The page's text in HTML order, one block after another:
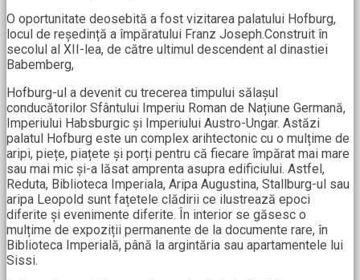
O oportunitate deosebită a fost vizitarea palatului Hofburg,
locul de reședință a împăratului Franz Joseph.Construit în
secolul al XII-lea, de către ultimul descendent al dinastiei
Babemberg,
Hofburg-ul a devenit cu trecerea timpului sălașul
conducătorilor Sfântului Imperiu Roman de Națiune Germană,
Imperiului Habsburgic și Imperiului Austro-Ungar. Astăzi
palatul Hofburg este un complex arihtectonic cu o mulțime de
aripi, piețe, piațete și porți pentru că fiecare împărat mai mare
sau mai mic și-a lăsat amprenta asupra edificiului. Astfel,
Reduta, Biblioteca Imperiala, Aripa Augustina, Stallburg-ul sau
aripa Leopold sunt fațetele clădirii ce ilustrează epoci
diferite și evenimente diferite. În interior se găsesc o
mulțime de expoziții permanente de la documente rare, în
Biblioteca Imperială, până la argintăria sau apartamentele lui
Sissi.